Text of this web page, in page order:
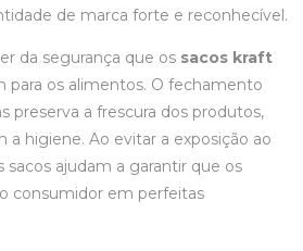
de marca forte e reconhecível.
da segurança que os sacos kraft
para os alimentos. O fechamento
preserva a frescura dos produtos,
higiene. Ao evitar a exposição ao
sacos ajudam a garantir que os
consumidor em perfeitas